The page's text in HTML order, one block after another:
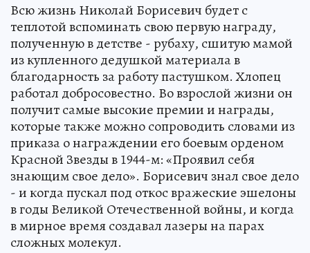
Всю жизнь Николай Борисевич будет с
теплотой вспоминать свою первую награду,
полученную в детстве - рубаху, сшитую мамой
из купленного дедушкой материала в
благодарность за работу пастушком. Хлопец
работал добросовестно. Во взрослой жизни он
получит самые высокие премии и награды,
которые также можно сопроводить словами из
приказа о награждении его боевым орденом
Красной Звезды в 1944-м: «Проявил себя
знающим свое дело». Борисевич знал свое дело
- и когда пускал под откос вражеские эшелоны
в годы Великой Отечественной войны, и когда
в мирное время создавал лазеры на парах
сложных молекул.